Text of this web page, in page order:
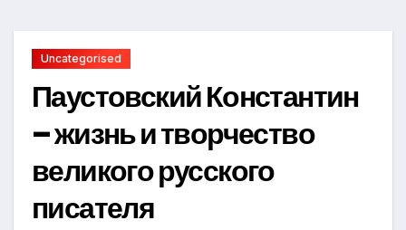
Uncategorised
Паустовский Константин
– жизнь и творчество
великого русского
писателя